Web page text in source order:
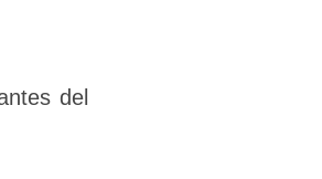
del